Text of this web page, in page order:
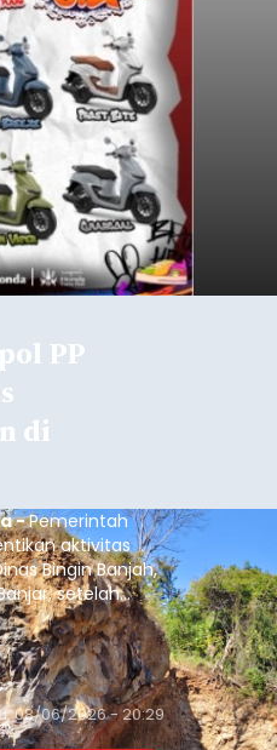
PP
di
-Pemerintah
aktivitas
Bingin Banjah,
setelah
peruntukan
08/06/2026 - 20:29